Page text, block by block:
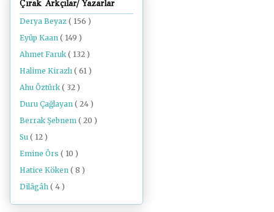
Çırak Arkçılar/ Yazarlar
Derya Beyaz ( 156 )
Eyüp Kaan ( 149 )
Ahmet Faruk ( 132 )
Halime Kirazlı ( 61 )
Ahu Öztürk ( 32 )
Duru Çağlayan ( 24 )
Berrak Şebnem ( 20 )
Su ( 12 )
Emine Örs ( 10 )
Hatice Köken ( 8 )
Dilâgâh ( 4 )